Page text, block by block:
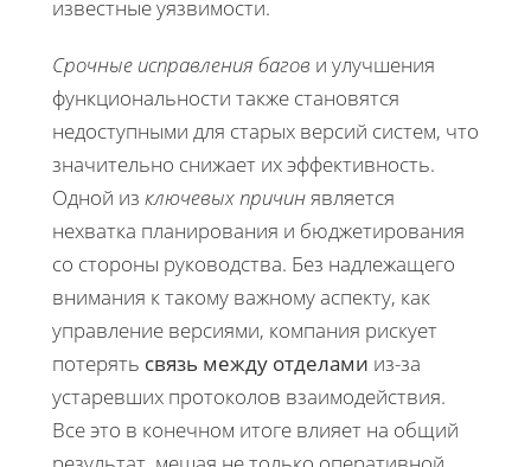
известные уязвимости.
Срочные исправления багов и улучшения
функциональности также становятся
недоступными для старых версий систем, что
значительно снижает их эффективность.
Одной из ключевых причинявляется
нехватка планирования и бюджетирования
со стороны руководства. Без надлежащего
внимания к такому важному аспекту, как
управление версиями, компания рискует
потерять связь между отделами из-за
устаревших протоколов взаимодействия.
Все это в конечном итоге влияет на общий